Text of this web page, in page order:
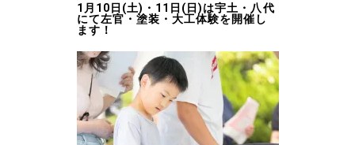
1月10日(土)・11日(日)は宇土・八代
にて左官・塗装・大工体験を開催し
ます！